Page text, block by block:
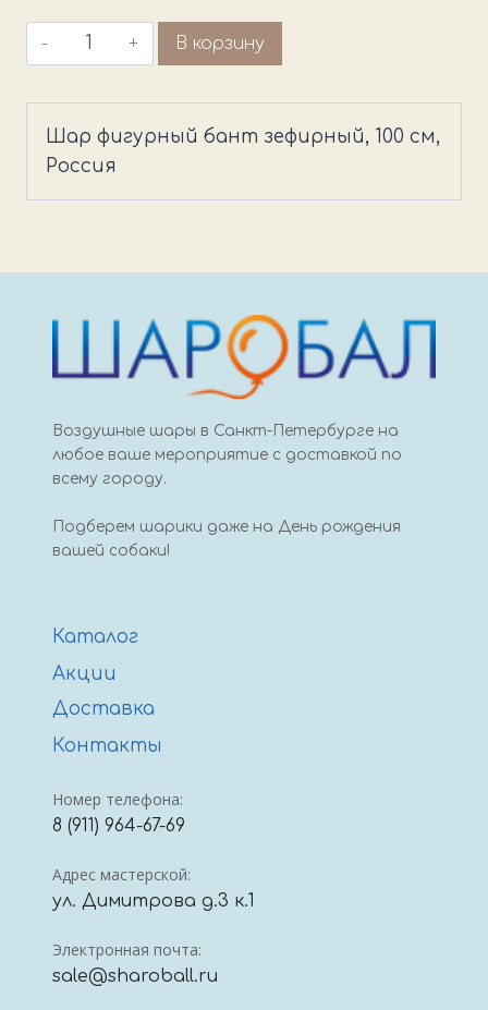
Количество
товара
фигурный
бант
В корзину
Шар фигурный бант зефирный, 100 см,
Россия
Воздушные шары в Санкт-Петербурге на
любое ваше мероприятие с доставкой по
всему городу.
Подберем шарики даже на День рождения
вашей собаки!
Каталог
Акции
Доставка
Контакты
Номер телефона:
8 (911) 964-67-69
Адрес мастерской:
ул. Димитрова д.3 к.1
Электронная почта:
sale@sharoball.ru